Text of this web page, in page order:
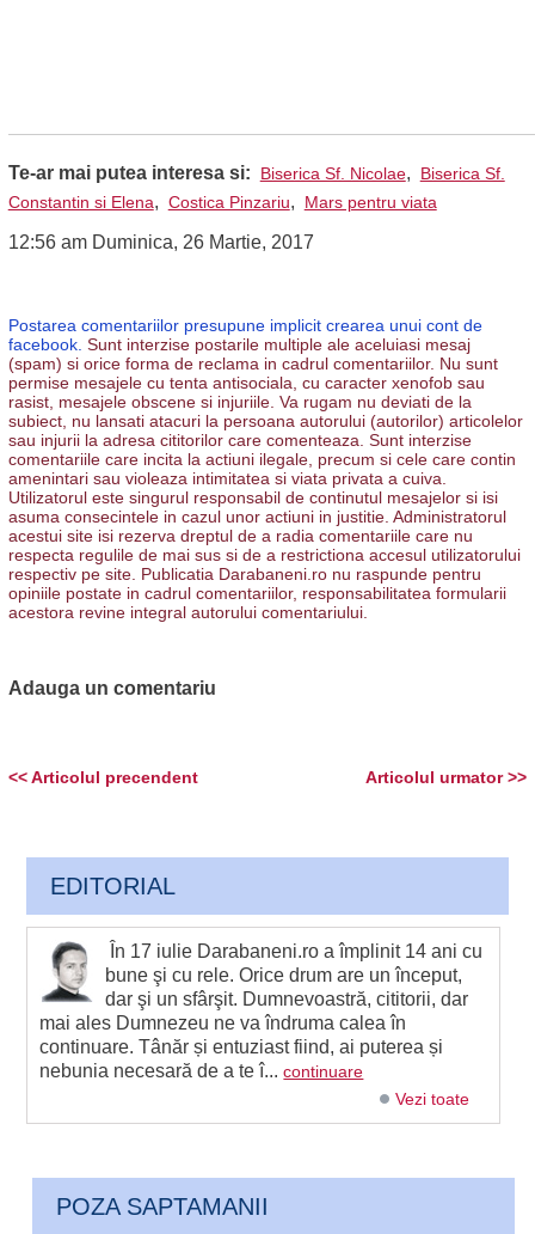
Te-ar mai putea interesa si: Biserica Sf. Nicolae,
Biserica Sf.
Constantin si Elena, Costica Pinzariu, Mars pentru viata
12:56 am Duminica, 26 Martie, 2017
Postarea comentariilor presupune implicit crearea unui cont de
facebook. Sunt interzise postarile multiple ale aceluiasi mesaj
(spam) si orice forma de reclama in cadrul comentariilor. Nu sunt
permise mesajele cu tenta antisociala, cu caracter xenofob sau
rasist, mesajele obscene si injuriile. Va rugam nu deviati de la
subiect, nu lansati atacuri la persoana autorului (autorilor) articolelor
sau injurii la adresa cititorilor care comenteaza. Sunt interzise
comentariile care incita la actiuni ilegale, precum si cele care contin
amenintari sau violeaza intimitatea si viata privata a cuiva.
Utilizatorul este singurul responsabil de continutul mesajelor si isi
asuma consecintele in cazul unor actiuni in justitie. Administratorul
acestui site isi rezerva dreptul de a radia comentariile care nu
respecta regulile de mai sus si de a restrictiona accesul utilizatorului
respectiv pe site. Publicatia Darabaneni.ro nu raspunde pentru
opiniile postate in cadrul comentariilor, responsabilitatea formularii
acestora revine integral autorului comentariului.
Adauga un comentariu
Articolul urmator >>
<< Articolul precendent
EDITORIAL
În 17 iulie Darabaneni.ro a împlinit 14 ani cu
bune şi cu rele. Orice drum are un început,
dar şi un sfârşit. Dumnevoastră, cititorii, dar
mai ales Dumnezeu ne va îndruma calea în
continuare. Tânăr și entuziast fiind, ai puterea și
nebunia necesară de a te î...continuare
Vezi toate
POZA SAPTAMANII